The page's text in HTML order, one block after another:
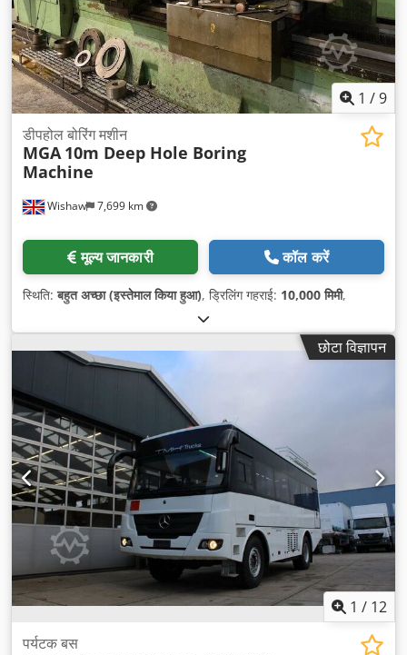
1 /9
Wishaw 7,699 km
डीपहोल बोरिंग मशीन
MGA 10m Deep Hole Boring
Machine
मूल्य जानकारी कॉल करें
स्थिति:बहुत अच्छा (इस्तेमाल किया हुआ), ड्रिलिंग गहराई: 10,000 मिमी,
छोटा विज्ञापन
1 / 12
पर्यटक बस